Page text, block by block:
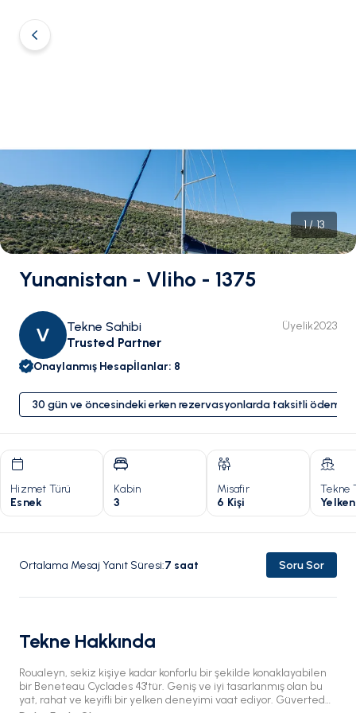
1/13
Yunanistan - Vliho - 1375
V
Tekne Sahibi
Trusted Partner
Üyelik2023
Onaylanmış Hesapİlanlar: 8
30 gün ve öncesindeki erken rezervasyonlarda taksitli ödeme
Hizmet Türü
Esnek
Kabin
3
Misafir
6 Kişi
Tekne
Ortalama Mesaj Yanıt Süresi:7 saat Soru Sor
Tekne Hakkında
Roualeyn, sekiz kişiye kadar konforlu bir şekilde konaklayabilen
bir Beneteau Cyclades 43'tür. Geniş ve iyi tasarlanmış olan bu
yat, rahat ve keyifli bir yelken deneyimi vaat ediyor. Güvertede,